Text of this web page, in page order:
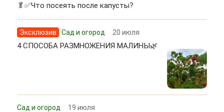
🥬✅Что посеять после капусты?
Эксклюзив Сад и огород 20 июля
4 СПОСОБА РАЗМНОЖЕНИЯ МАЛИНЫ🌿
Сад и огород 19 июля